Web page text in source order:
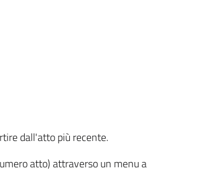
dall'atto più recente.
atto) attraverso un menu a